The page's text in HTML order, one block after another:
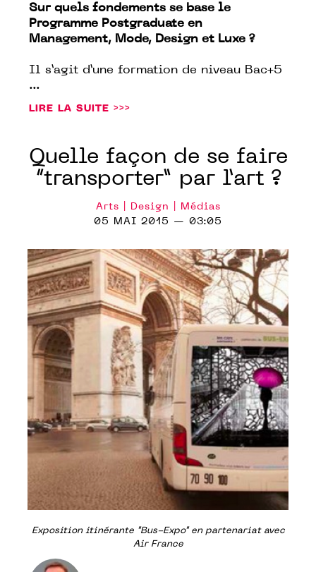
Sur quels fondements se base le
Programme Postgraduate en
Management, Mode, Design et Luxe ?
Il s’agit d’une formation de niveau Bac+5
...
LIRE LA SUITE >>>
Quelle façon de se faire
“transporter” par l’art ?
Arts | Design | Médias
05 MAI 2015 — 03:05
Exposition itinérante "Bus-Expo" en partenariat avec
Air France